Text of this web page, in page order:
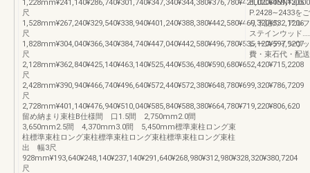
1,228mm¥241,140¥286,740¥301,740¥347,340¥344,380¥376,780¥421,020¥459,1205
尺
1,528mm¥267,240¥329,540¥338,940¥401,240¥388,380¥442,580¥469,320¥532,1206
尺
1,828mm¥304,040¥366,340¥384,740¥447,040¥442,580¥496,780¥535,120¥597,9207
尺
2,128mm¥362,840¥425,140¥463,140¥525,440¥536,480¥590,680¥652,420¥715,2208
尺
2,428mm¥390,940¥466,740¥496,640¥572,440¥572,380¥648,780¥699,320¥786,7209
尺
2,728mm¥401,140¥476,940¥510,040¥585,840¥588,380¥664,780¥719,220¥806,620
留め納まり束柱B仕様間 口1.5間 2,750mm2.0間
3,650mm2.5間 4,370mm3.0間 5,450mm標準束柱ロング束
柱標準束柱ロング束柱標準束柱ロング束柱標準束柱ロング束柱
出 幅3尺
928mm¥193,640¥248,140¥237,140¥291,640¥268,980¥312,980¥328,320¥380,7204
尺
P.2428∼2433を
り下記の アルフ
ステインウッド
レーステインウ
費・束石代・配